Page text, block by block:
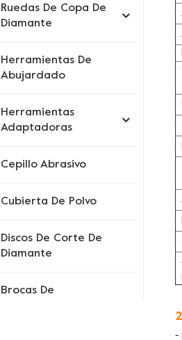
-
Ruedas De Copa De
Diamante
Herramientas De
Abujardado
Herramientas
Adaptadoras
Cepillo Abrasivo
Cubierta De Polvo
Discos De Corte De
Diamante
Brocas De